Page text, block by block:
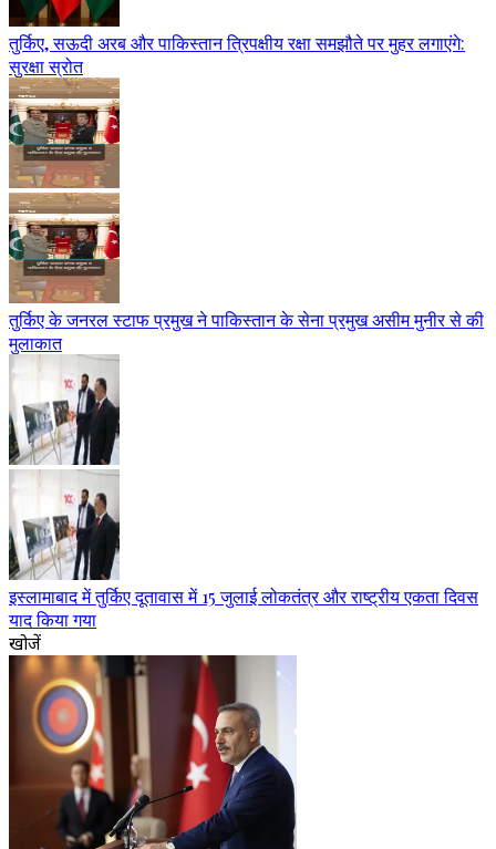
तुर्किए, सऊदी अरब और पाकिस्तान त्रिपक्षीय रक्षा समझौते पर मुहर लगाएंगे:
सुरक्षा स्रोत
तुर्किए के जनरल स्टाफ प्रमुख ने पाकिस्तान के सेना प्रमुख असीम मुनीर से की
मुलाकात
इस्लामाबाद में तुर्किए दूतावास में 15 जुलाई लोकतंत्र और राष्ट्रीय एकता दिवस
याद किया गया
खोजें